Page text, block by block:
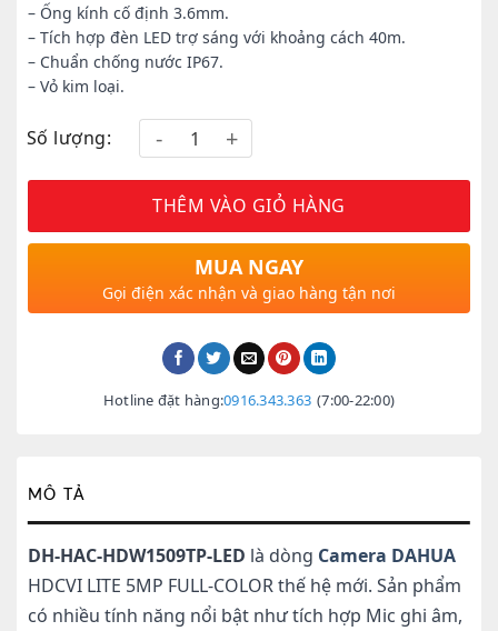
– Ống kính cố định 3.6mm.
– Tích hợp đèn LED trợ sáng với khoảng cách 40m.
– Chuẩn chống nước IP67.
– Vỏ kim loại.
Số lượng:
THÊM VÀO GIỎ HÀNG
MUA NGAY
Gọi điện xác nhận và giao hàng tận nơi
Hotline đặt hàng:0916.343.363 (7:00-22:00)
MÔ TẢ
DH-HAC-HDW1509TP-LED là dòng Camera DAHUA
HDCVI LITE 5MP FULL-COLOR thế hệ mới. Sản phẩm
có nhiều tính năng nổi bật như tích hợp Mic ghi âm,